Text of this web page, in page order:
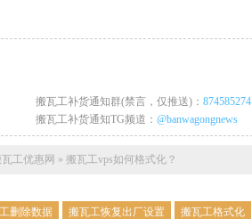
搬瓦工补货通知群(禁言，仅推送)： 874585274
搬瓦工补货通知TG频道： @banwagongnews
工优惠网 » 搬瓦工vps如何格式化？
删除数据 搬瓦工恢复出厂设置 搬瓦工格式化